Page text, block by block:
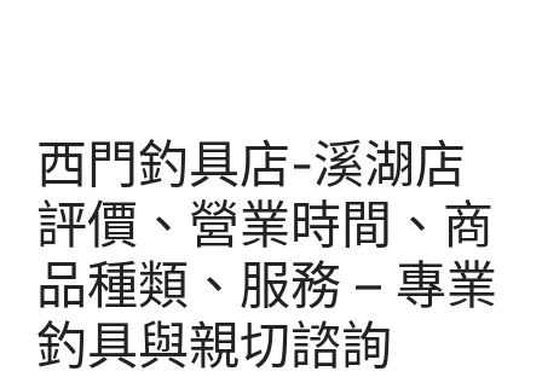
西門釣具店-溪湖店
評價、營業時間、商
品種類、服務 – 專業
釣具與親切諮詢